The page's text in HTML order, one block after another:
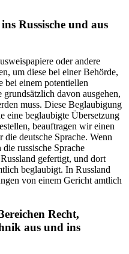
Russische und aus
oder andere
um diese bei einer Behörde,
bei einem potentiellen
davon ausgehen,
muss. Diese Beglaubigung
eine beglaubigte Übersetzung
beauftragen wir einen
deutsche Sprache. Wenn
russische Sprache
gefertigt, und dort
beglaubigt. In Russland
von einem Gericht amtlich
Recht,
aus und ins